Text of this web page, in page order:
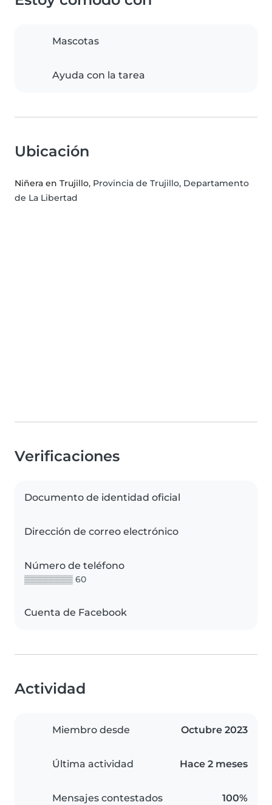
Mascotas
Ayuda con la tarea
Ubicación
Niñera en Trujillo, Provincia de Trujillo, Departamento
de La Libertad
Verificaciones
Documento de identidad oficial
Dirección de correo electrónico
Número de teléfono
▒▒▒▒▒▒▒▒ 60
Cuenta de Facebook
Actividad
Miembro desde Octubre 2023
Última actividad Hace 2 meses
Mensajes contestados 100%